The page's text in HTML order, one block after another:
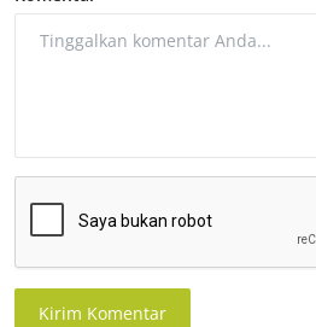
Kirim Komentar